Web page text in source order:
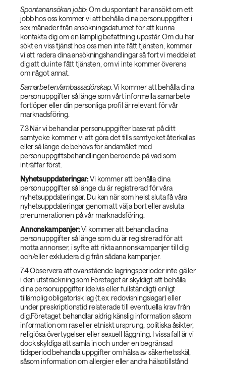
Spontanansökan jobb:Om du spontant har ansökt om ett
jobb hos oss kommer vi att behålla dina personuppgifter i
sex månader från ansökningsdatumet för att kunna
kontakta dig om en lämplig befattning uppstår. Om du har
sökt en viss tjänst hos oss men inte fått tjänsten, kommer
vi att radera dina ansökningshandlingar så fort vi meddelat
dig att du inte fått tjänsten, om vi inte kommer överens
om något annat.
Samarbeten/ambassadörskap: Vi kommer att behålla dina
personuppgifter så länge som vårt informella samarbete
fortlöper eller din personliga profil är relevant för vår
marknadsföring.
7.3 När vi behandlar personuppgifter baserat på ditt
samtycke kommer vi att göra det tills samtycket återkallas
eller så länge de behövs för ändamålet med
personuppgiftsbehandlingen beroende på vad som
inträffar först.
Nyhetsuppdateringar:Vi kommer att behålla dina
personuppgifter så länge du är registrerad för våra
nyhetsuppdateringar. Du kan när som helst sluta få våra
nyhetsuppdateringar genom att välja bort eller avsluta
prenumerationen på vår marknadsföring.
Annonskampanjer:Vi kommer att behandla dina
personuppgifter så länge som du är registrerad för att
motta annonser, i syfte att rikta annonskampanjer till dig
och/eller exkludera dig från sådana kampanjer.
7.4 Observera att ovanstående lagringsperioder inte gäller
i den utsträckning som Företaget är skyldigt att behålla
dina personuppgifter (delvis eller fullständigt) enligt
tillämplig obligatorisk lag (t.ex. redovisningslagar) eller
under preskriptionstid relaterade till eventuella krav från
dig.Företaget behandlar aldrig känslig information såsom
information om ras eller etniskt ursprung, politiska åsikter,
religiösa övertygelser eller sexuell läggning. I vissa fall är vi
dock skyldiga att samla in och under en begränsad
tidsperiod behandla uppgifter om hälsa av säkerhetsskäl,
såsom information om allergier eller andra hälsotillstånd